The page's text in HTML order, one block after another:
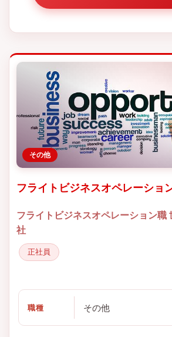
その他
フライトビジネスオペレーショ
フライトビジネスオペレーション職
社
正社員
職種 その他